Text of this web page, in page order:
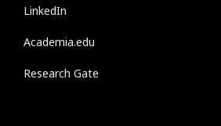
LinkedIn
Academia.edu
Research Gate